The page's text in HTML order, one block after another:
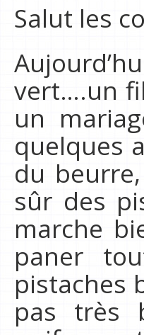
Salut les
vert….un
un
quelques
du
sûr des
marche
paner
pistaches
pas très